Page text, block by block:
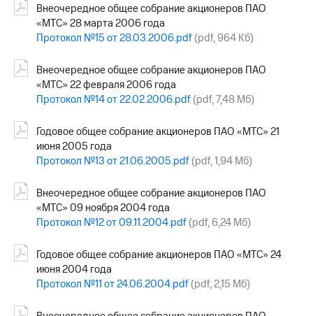
Внеочередное общее собрание акционеров ПАО
«МТС» 28 марта 2006 года
Протокол №15 от 28.03.2006.pdf(pdf, 964 Кб)
Внеочередное общее собрание акционеров ПАО
«МТС» 22 февраля 2006 года
Протокол №14 от 22.02.2006.pdf(pdf, 7,48 Мб)
Годовое общее собрание акционеров ПАО «МТС» 21
июня 2005 года
Протокол №13 от 21.06.2005.pdf(pdf, 1,94 Мб)
Внеочередное общее собрание акционеров ПАО
«МТС» 09 ноября 2004 года
Протокол №12 от 09.11.2004.pdf(pdf, 6,24 Мб)
Годовое общее собрание акционеров ПАО «МТС» 24
июня 2004 года
Протокол №11 от 24.06.2004.pdf(pdf, 2,15 Мб)